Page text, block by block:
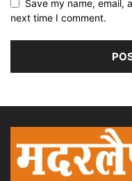
Save my name, email,
next time I comment.